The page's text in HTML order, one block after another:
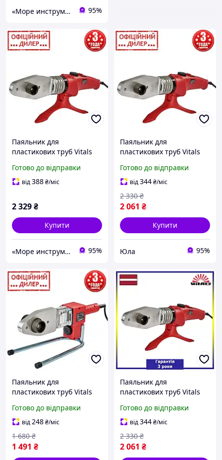
«Море инструментов» 95%
Паяльник для
пластикових труб Vitals
насадок із подвійним
тефлоном 20, 25, 32, 40,
Готово до відправки
від388₴/міс
2 329₴
Купити
«Море инструментов» 95%
Паяльник для
пластикових труб Vitals
насадок із подвійним
тефлоном 20, 25, 32, 40,
50, 63)
Готово до відправки
від344₴/міс
2 061 ₴
2 330 ₴
Купити
Юла 95%
Паяльник для
пластикових труб Vitals
25; 32; 40; 50; 63 мм)
Готово до відправки
від248₴/міс
1 491 ₴
1 680 ₴
Паяльник для
пластикових труб Vitals
насадок із подвійним
тефлоном 20, 25, 32, 40,
50, 63)
Готово до відправки
від344₴/міс
2 061 ₴
2 330 ₴